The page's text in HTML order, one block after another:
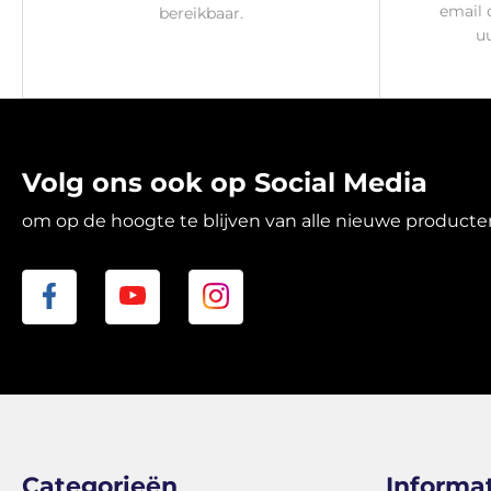
bereikbaar.
email
Volg ons ook op Social Media
om op de hoogte te blijven van alle nieuwe